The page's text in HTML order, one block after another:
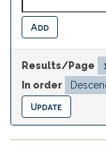
Results/Page
In order